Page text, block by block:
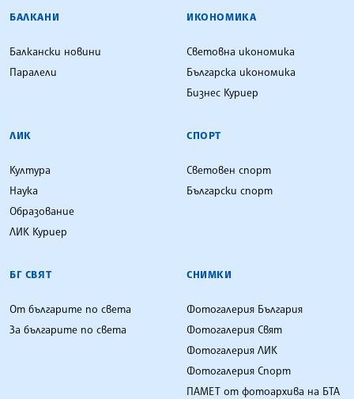
БАЛКАНИ
Балкански новини
Паралели
ИКОНОМИКА
Световна икономика
Българска икономика
Бизнес Куриер
ЛИК
Култура
Наука
Образование
ЛИК Куриер
СПОРТ
Световен спорт
Български спорт
БГ СВЯТ
От българите по света
За българите по света
СНИМКИ
Фотогалерия България
Фотогалерия Свят
Фотогалерия ЛИК
Фотогалерия Спорт
ПАМЕТ от фотоархива на БТА